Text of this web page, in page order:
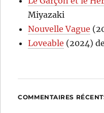
Miyazaki
Nouvelle Vague
Loveable (2024)
COMMENTAIRES